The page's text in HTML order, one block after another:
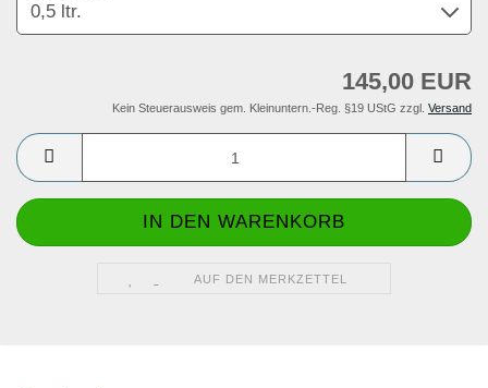
145,00 EUR
Kein Steuerausweis gem. Kleinuntern.-Reg. §19 UStG zzgl. Versand
AUF DEN MERKZETTEL